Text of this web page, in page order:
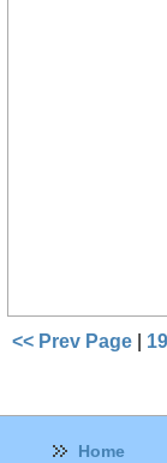
<< Prev Page |
Home